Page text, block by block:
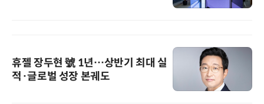
휴젤 장두현 號 1년…상반기 최대 실
적·글로벌 성장 본궤도